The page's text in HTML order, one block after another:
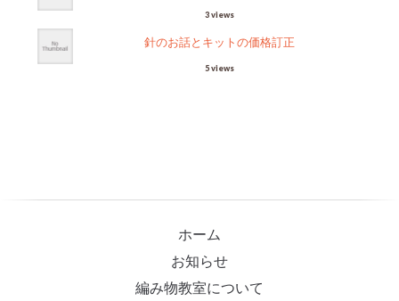
3 views
針のお話とキットの価格訂正
5 views
ホーム
お知らせ
編み物教室について